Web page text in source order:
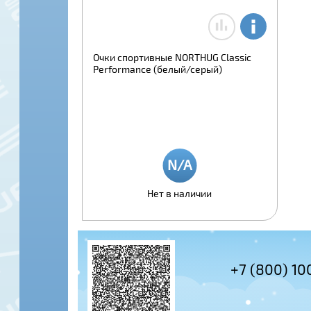
Очки спортивные NORTHUG Classic
Performance (белый/серый)
Нет в наличии
+7 (800)
+7 (495) 978-61-54